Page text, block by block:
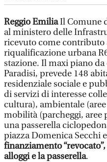
Reggio EmiliaIl Comune
al ministero delle
ricevuto come contributo
riqualificazione urbana
stazione. Il maxi piano
Paradisi, prevede 148
residenziale sociale e
di servizi di interesse
cultura), ambientale
mobilità (parcheggi, aree
una passerella
piazza Domenica Secchi
finanziamento
alloggi e la passerella.